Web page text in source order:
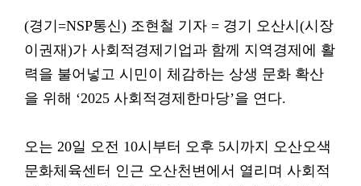
(경기=NSP통신) 조현철 기자 = 경기 오산시(시장
이권재)가 사회적경제기업과 함께 지역경제에 활
력을 불어넣고 시민이 체감하는 상생 문화 확산
을 위해 ‘2025 사회적경제한마당’을 연다.
오는 20일 오전 10시부터 오후 5시까지 오산오색
문화체육센터 인근 오산천변에서 열리며 사회적